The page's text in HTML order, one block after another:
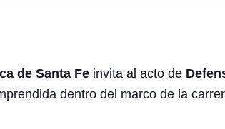
de Santa Fe invita al acto de
dentro del marco de la